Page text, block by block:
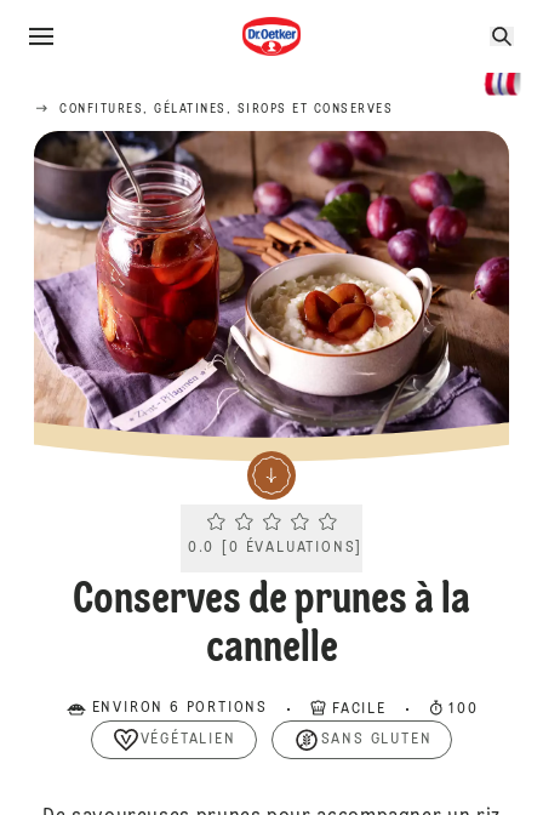
CONFITURES, GÉLATINES, SIROPS ET CONSERVES
Current rating 0.0. Click to rate.
0.0 0 ÉVALUATIONS
Conserves de prunes à la
cannelle
ENVIRON 6 PORTIONS FACILE 100
VÉGÉTALIEN SANS GLUTEN